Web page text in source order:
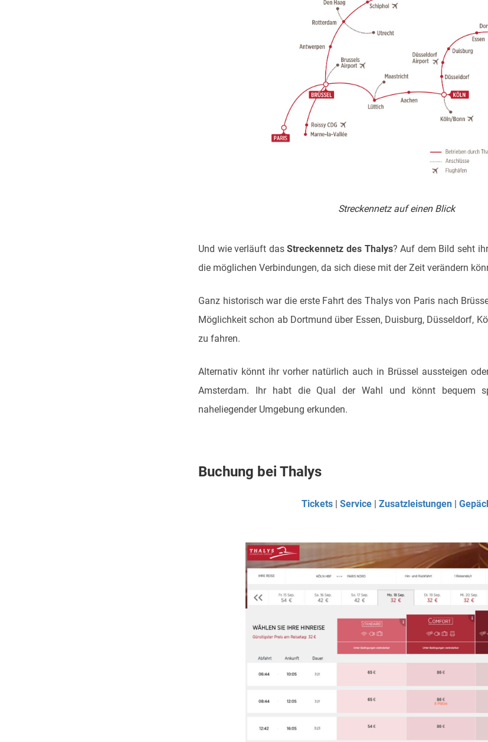
Streckennetz auf einen Blick
Und wie verläuft dasStreckennetz des Thalys? Auf dem Bild seht
die möglichen Verbindungen, da sich diese mit der Zeit verändern
Ganz historisch war die erste Fahrt des Thalys von Paris nach
Möglichkeit schon ab Dortmund über Essen, Duisburg, Düsseldorf,
zu fahren.
Alternativ könnt ihr vorher natürlich auch in Brüssel aussteigen
Amsterdam. Ihr habt die Qual der Wahl und könnt bequem
naheliegender Umgebung erkunden.
Buchung bei Thalys
Tickets Service Zusatzleistungen